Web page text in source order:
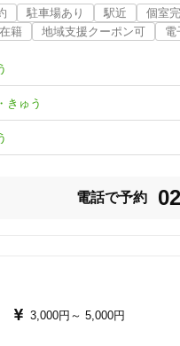
事前相談
る感じがしないので拍子抜けさ
に包まれて眠ってしまいます。
のです。
痛みにすごく敏感な体質の人も
の鍼を用いますのでご安心くだ
。
駐車場あり 駅近 個室
籍 地域支援クーポン可 電
きゅう
電話で予約
3,000円～ 5,000円